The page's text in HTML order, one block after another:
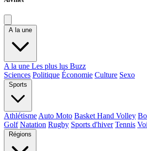
A la une
A la une Les plus lus Buzz
Sciences Politique Économie Culture Sexo
Sports
Athlétisme Auto Moto Basket Hand Volley
Golf Natation Rugby Sports d'hiver Tennis
Régions